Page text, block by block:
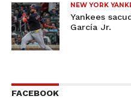
NEW YORK
Yankees
García Jr.
FACEBOOK